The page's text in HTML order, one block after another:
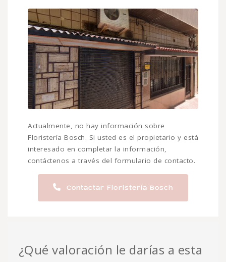
Actualmente, no hay información sobre
Floristería Bosch. Si usted es el propietario y está
interesado en completar la información,
contáctenos a través del formulario de contacto.
Contactar Floristería Bosch
¿Qué valoración le darías a esta